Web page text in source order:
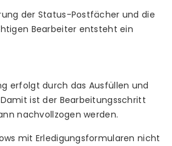
der Status-Postfächer und die
Bearbeiter entsteht ein
erfolgt durch das Ausfüllen und
Damit ist der Bearbeitungsschritt
nachvollzogen werden.
mit Erledigungsformularen nicht